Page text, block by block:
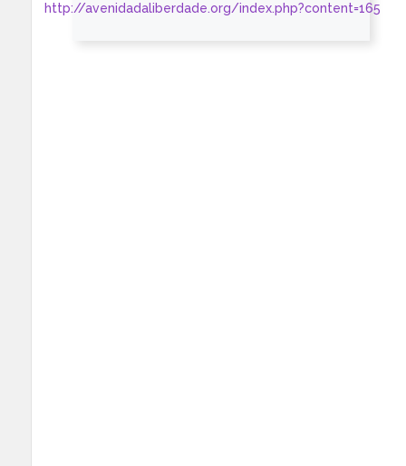
http://avenidadaliberdade.org/index.php?content=165